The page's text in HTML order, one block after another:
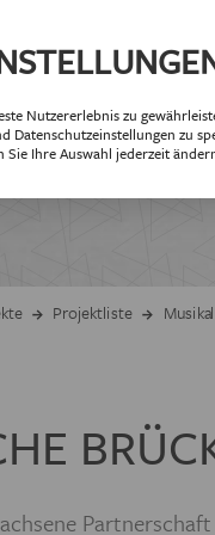
Partner der
ZIELSETZUNG
Projektliste
Nutzererlebnis zu
Datenschutzeinstellungen zu
Sie Ihre Auswahl jederzeit